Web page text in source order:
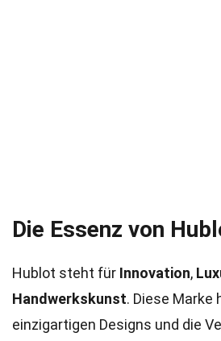
Die Essenz von
Hublot steht für Innovation,
Handwerkskunst. Diese Marke
einzigartigen Designs und die